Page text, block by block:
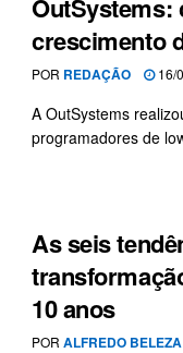
OutSystems:
crescimento
POR REDAÇÃO 16/
A OutSystems
programadores de
As seis
10 anos
POR ALFREDO BELEZA